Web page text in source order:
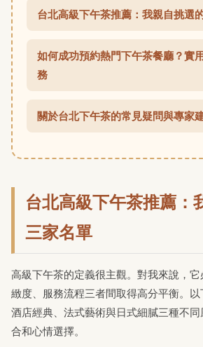
台北高級下午茶推薦：我親自挑選
如何成功預約熱門下午茶餐廳？實
務
關於台北下午茶的常見疑問與專家
台北高級下午茶推薦：
三家名單
高級下午茶的定義很主觀。對我來說，
緻度、服務流程三者間取得高分平衡。
酒店經典、法式藝術與日式細膩三種不
合和心情選擇。